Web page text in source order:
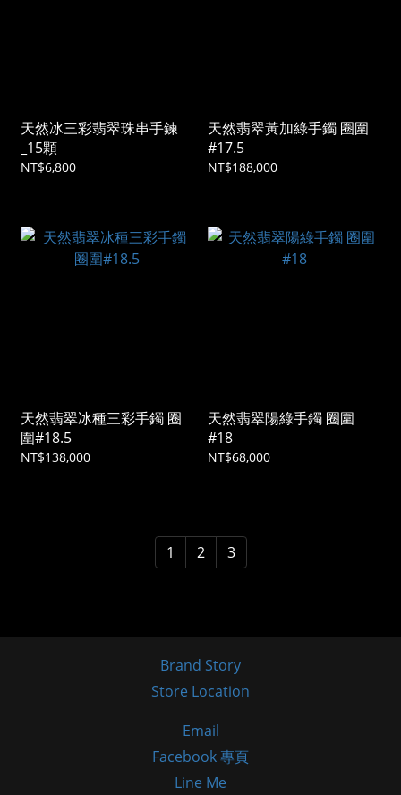
天然冰三彩翡翠珠串手鍊
_15顆
NT$6,800
天然翡翠黃加綠手鐲 圈圍
#17.5
NT$188,000
天然翡翠冰種三彩手鐲 圈
圍#18.5
NT$138,000
天然翡翠陽綠手鐲 圈圍
#18
NT$68,000
1 2 3
Brand Story
Store Location
Email
Facebook 專頁
Line Me